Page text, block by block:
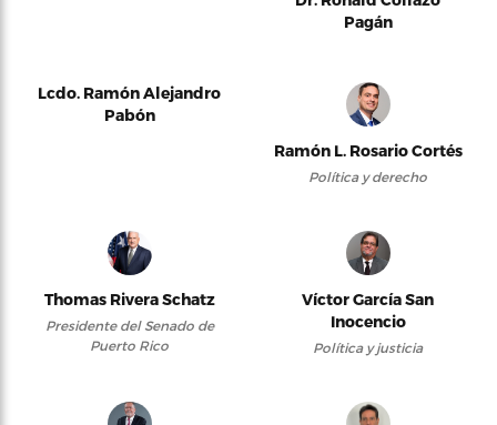
Pagán
Lcdo. Ramón Alejandro
Pabón
Ramón L. Rosario Cortés
Política y derecho
Thomas Rivera Schatz
Presidente del Senado de
Puerto Rico
Víctor García San
Inocencio
Política y justicia